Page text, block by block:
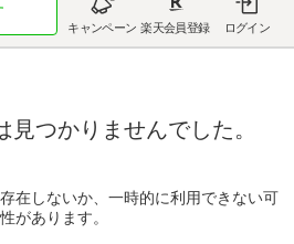
キャンペーン 楽天会員登録 ログイン
見つかりませんでした。
在しないか、一時的に利用できない可
があります。